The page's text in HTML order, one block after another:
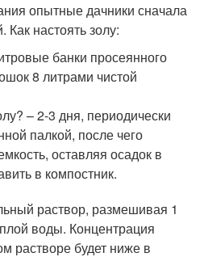
опытные дачники сначала
Как настоять золу:
банки просеянного
8 литрами чистой
– 2-3 дня, периодически
палкой, после чего
оставляя осадок в
в компостник.
раствор, размешивая 1
воды. Концентрация
растворе будет ниже в